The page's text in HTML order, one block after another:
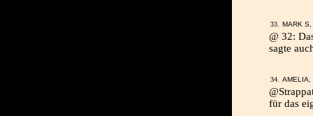
MARK
@ 32:
sagte
für das